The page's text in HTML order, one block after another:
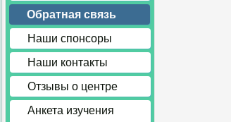
Обратная связь
Наши спонсоры
Наши контакты
Отзывы о центре
Анкета изучения